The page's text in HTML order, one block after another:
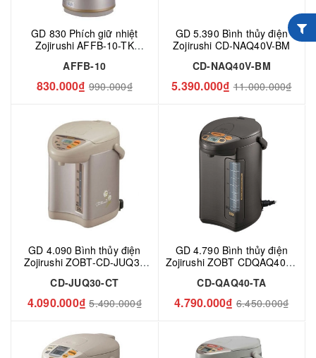
GD 830 Phích giữ nhiệt
Zojirushi AFFB-10-TK
HX
AFFB-10
830.000₫ 990.000₫
GD 5.390 Bình thủy điện
Zojirushi CD-NAQ40V-BM
CD-NAQ40V-BM
5.390.000₫ 11.000.000₫
GD 4.090 Bình thủy điện
Zojirushi ZOBT-CD-JUQ30
800W
CD-JUQ30-CT
4.090.000₫ 5.490.000₫
GD 4.790 Bình thủy điện
Zojirushi ZOBT CDQAQ40TA
840W
CD-QAQ40-TA
4.790.000₫ 6.450.000₫